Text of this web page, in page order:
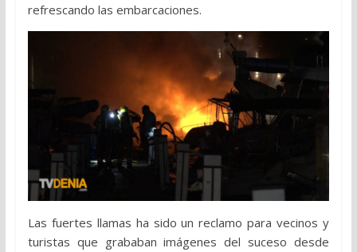
refrescando las embarcaciones.
Las fuertes llamas ha sido un reclamo para vecinos y
turistas que grababan imágenes del suceso desde